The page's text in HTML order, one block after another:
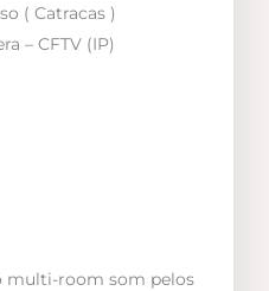
( Catracas )
– CFTV (IP)
multi-room som pelos